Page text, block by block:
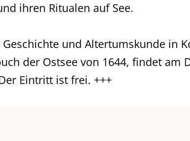
ihren Ritualen auf See.
und Altertumskunde in
der Ostsee von 1644, findet am
Eintritt ist frei. +++